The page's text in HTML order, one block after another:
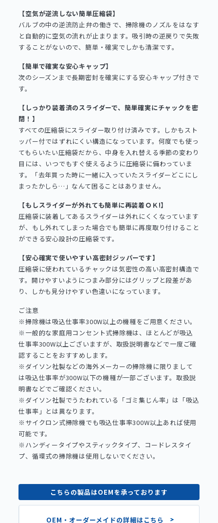
【空気が逆流しない簡単圧縮袋】
バルブの中の逆流防止弁の働きで、掃除機のノズルをはなす
と自動的に空気の流れが止まります。吸引時の逆戻りで失敗
することがないので、簡単・確実でしかも清潔です。
【簡単で確実な安心キャップ】
次のシーズンまで長期密封を確実にする安心キャップ付きで
す。
【しっかり装着済のスライダーで、簡単確実にチャックを密
閉！】
すべての圧縮袋にスライダー取り付け済みです。しかもスト
ッパー付ではずれにくい構造になっています。何度でも使っ
てもらいたい圧縮袋だから、中身を入れ替える季節の変わり
目には、いつでもすぐ使えるように圧縮袋に備わっていま
す。「去年買った時に一緒に入っていたスライダーどこにし
まったかしら…」なんて困ることはありません。
【もしスライダーが外れても簡単に再装着ＯＫ!】
圧縮袋に装着してあるスライダーは外れにくくなっています
が、もし外れてしまった場合でも簡単に再度取り付けること
ができる安心設計の圧縮袋です。
【安心確実で使いやすい高密封ジッパーです】
圧縮袋に使われているチャックは気密性の高い高密封構造で
す。開けやすいようにつまみ部分にはグリップと段差があ
り、しかも見分けやすい色違いになっています。
ご注意
※掃除機は吸込仕事率300W以上の機種をご用意ください。
※一般的な家庭用コンセント式掃除機は、ほとんどが吸込
仕事率300W以上ございますが、取扱説明書などで一度ご確
認することをおすすめします。
※ダイソン社製などの海外メーカーの掃除機に限りまして
は吸込仕事率が300W以下の機種が一部ございます。取扱説
明書などでご確認ください。
※ダイソン社製でうたわれている「ゴミ集じん率」は「吸込
仕事率」とは異なります。
※サイクロン式掃除機でも吸込仕事率300W以上あれば使用
可能です。
※ハンディータイプやスティックタイプ、コードレスタイ
プ、循環式の掃除機は使用しないでください。
こちらの製品はOEMを承っております
OEM・オーダーメイドの詳細はこちら